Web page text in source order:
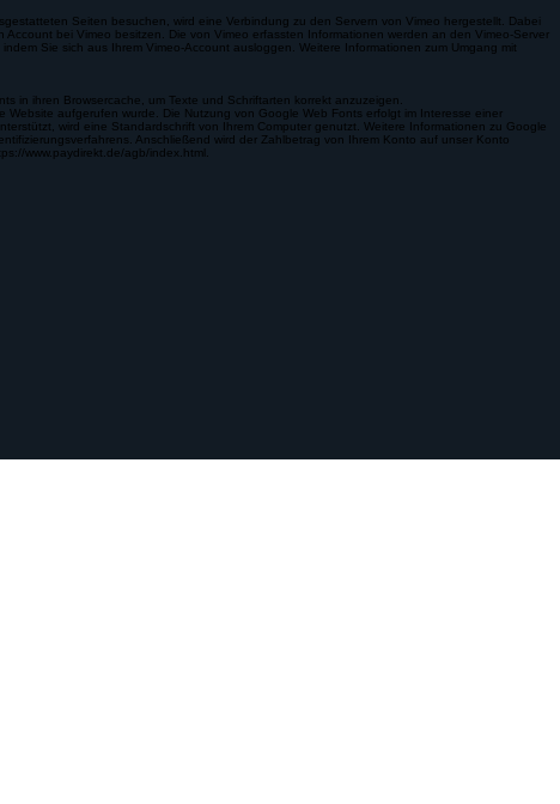
Seiten besuchen, wird eine Verbindung zu den Servern von Vimeo hergestellt. Dabei
bei Vimeo besitzen. Die von Vimeo erfassten Informationen werden an den Vimeo-Server
in ihren Browsercache, um Texte und Schriftarten korrekt anzuzeigen.
aufgerufen wurde. Die Nutzung von Google Web Fonts erfolgt im Interesse einer
wird eine Standardschrift von Ihrem Computer genutzt. Weitere Informationen zu Google
Anschließend wird der Zahlbetrag von Ihrem Konto auf unser Konto